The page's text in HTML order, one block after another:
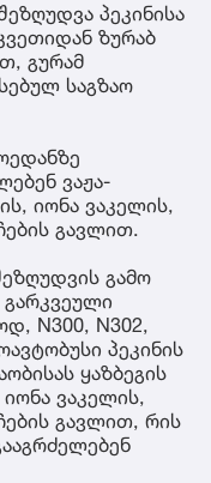
პეკინისა
ზურაბ
გურამ
საგზაო
ვაჟა-
იონა ვაკელის,
გავლით.
გამო
N300, N302,
პეკინის
ყაზბეგის
ვაკელის,
გავლით, რის